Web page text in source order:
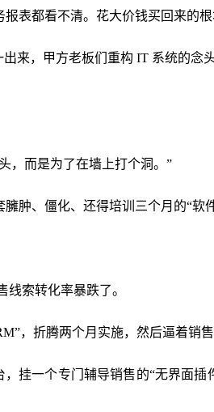
表都看不清。花大价钱买回来的
来，甲方老板们重构 IT 系统的念
，而是为了在墙上打个洞。”
肿、僵化、还得培训三个月的“软
索转化率暴跌了。
，折腾两个月实施，然后逼着销
挂一个专门辅导销售的“无界面